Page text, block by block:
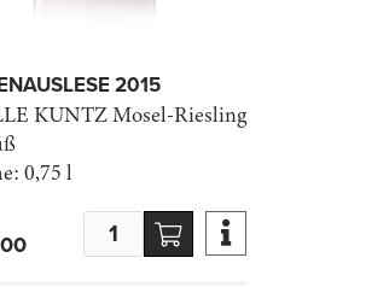
2015
KUNTZMosel-Riesling
0,75 l
